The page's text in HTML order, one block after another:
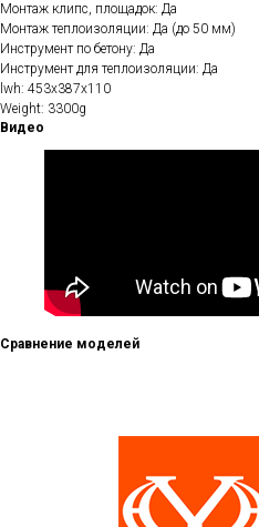
Монтаж клипс, площадок: Да
Монтаж теплоизоляции: Да (до 50 мм)
Инструмент по бетону: Да
Инструмент для теплоизоляции: Да
lwh: 453x387x110
Weight: 3300g
Видео
Сравнение моделей